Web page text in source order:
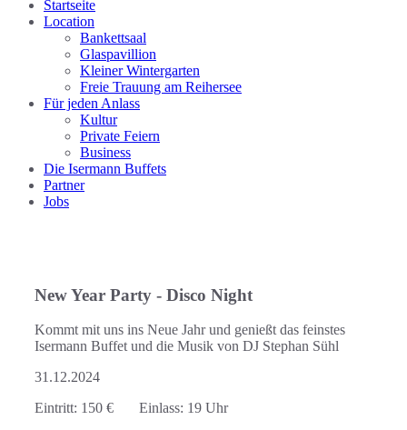
Startseite
Location
Bankettsaal
Glaspavillion
Kleiner Wintergarten
Freie Trauung am Reihersee
Für jeden Anlass
Kultur
Private Feiern
Business
Die Isermann Buffets
Partner
Jobs
New Year Party - Disco Night
Kommt mit uns ins Neue Jahr und genießt das feinstes
Isermann Buffet und die Musik von DJ Stephan Sühl
31.12.2024
Eintritt: 150 € Einlass: 19 Uhr